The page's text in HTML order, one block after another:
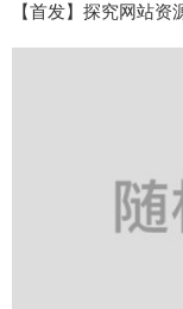
【首发】探究网站